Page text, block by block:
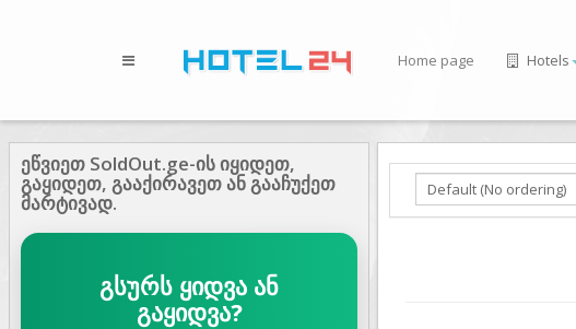
Home page Hotels
ეწვიეთ SoldOut.ge-ის იყიდეთ,
გაყიდეთ, გააქირავეთ ან გააჩუქეთ
მარტივად.
გსურს ყიდვა ან
გაყიდვა?